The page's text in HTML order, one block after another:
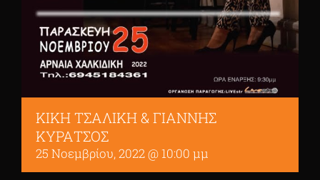
ΚΙΚΗ ΤΣΑΛΙΚΗ & ΓΙΑΝΝΗΣ
ΚΥΡΑΤΣΟΣ
25 Νοεμβρίου, 2022 @ 10:00 μμ